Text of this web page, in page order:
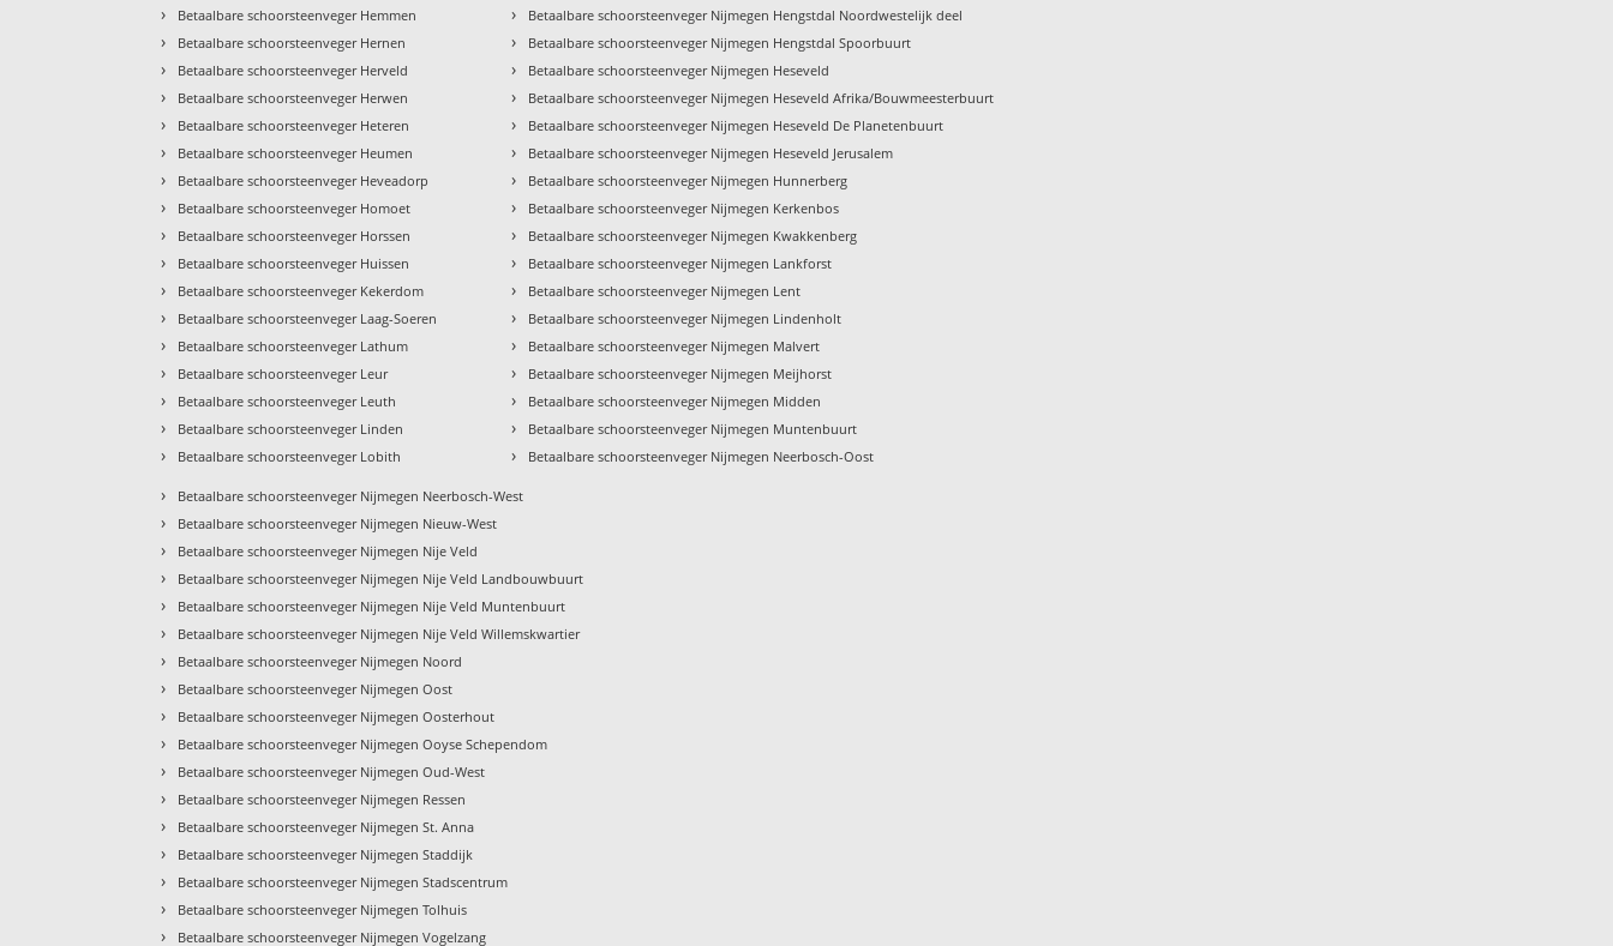
› Betaalbare schoorsteenveger Hemmen
› Betaalbare schoorsteenveger Hernen
› Betaalbare schoorsteenveger Herveld
› Betaalbare schoorsteenveger Herwen
› Betaalbare schoorsteenveger Heteren
› Betaalbare schoorsteenveger Heumen
› Betaalbare schoorsteenveger Heveadorp
› Betaalbare schoorsteenveger Homoet
› Betaalbare schoorsteenveger Horssen
› Betaalbare schoorsteenveger Huissen
› Betaalbare schoorsteenveger Kekerdom
› Betaalbare schoorsteenveger Laag-Soeren
› Betaalbare schoorsteenveger Lathum
› Betaalbare schoorsteenveger Leur
› Betaalbare schoorsteenveger Leuth
› Betaalbare schoorsteenveger Linden
› Betaalbare schoorsteenveger Lobith
› Betaalbare schoorsteenveger Nijmegen Hengstdal Noordwestelijk deel
› Betaalbare schoorsteenveger Nijmegen Hengstdal Spoorbuurt
› Betaalbare schoorsteenveger Nijmegen Heseveld
› Betaalbare schoorsteenveger Nijmegen Heseveld Afrika/Bouwmeesterbuurt
› Betaalbare schoorsteenveger Nijmegen Heseveld De Planetenbuurt
› Betaalbare schoorsteenveger Nijmegen Heseveld Jerusalem
› Betaalbare schoorsteenveger Nijmegen Hunnerberg
› Betaalbare schoorsteenveger Nijmegen Kerkenbos
› Betaalbare schoorsteenveger Nijmegen Kwakkenberg
› Betaalbare schoorsteenveger Nijmegen Lankforst
› Betaalbare schoorsteenveger Nijmegen Lent
› Betaalbare schoorsteenveger Nijmegen Lindenholt
› Betaalbare schoorsteenveger Nijmegen Malvert
› Betaalbare schoorsteenveger Nijmegen Meijhorst
› Betaalbare schoorsteenveger Nijmegen Midden
› Betaalbare schoorsteenveger Nijmegen Muntenbuurt
› Betaalbare schoorsteenveger Nijmegen Neerbosch-Oost
› Betaalbare schoorsteenveger Nijmegen Neerbosch-West
› Betaalbare schoorsteenveger Nijmegen Nieuw-West
› Betaalbare schoorsteenveger Nijmegen Nije Veld
› Betaalbare schoorsteenveger Nijmegen Nije Veld Landbouwbuurt
› Betaalbare schoorsteenveger Nijmegen Nije Veld Muntenbuurt
› Betaalbare schoorsteenveger Nijmegen Nije Veld Willemskwartier
› Betaalbare schoorsteenveger Nijmegen Noord
› Betaalbare schoorsteenveger Nijmegen Oost
› Betaalbare schoorsteenveger Nijmegen Oosterhout
› Betaalbare schoorsteenveger Nijmegen Ooyse Schependom
› Betaalbare schoorsteenveger Nijmegen Oud-West
› Betaalbare schoorsteenveger Nijmegen Ressen
› Betaalbare schoorsteenveger Nijmegen St. Anna
› Betaalbare schoorsteenveger Nijmegen Staddijk
› Betaalbare schoorsteenveger Nijmegen Stadscentrum
› Betaalbare schoorsteenveger Nijmegen Tolhuis
› Betaalbare schoorsteenveger Nijmegen Vogelzang